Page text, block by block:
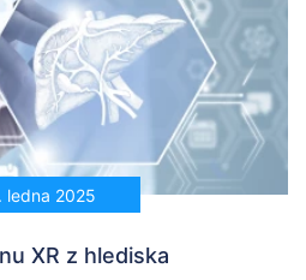
ledna 2025
XR z hlediska